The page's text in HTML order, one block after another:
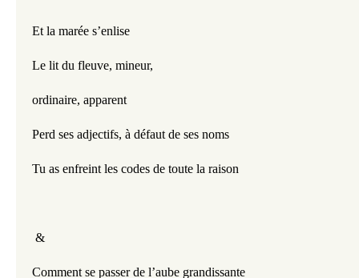
Et la marée s’enlise
Le lit du fleuve, mineur,
ordinaire, apparent
Perd ses adjectifs, à défaut de ses noms
Tu as enfreint les codes de toute la raison
&
Comment se passer de l’aube grandissante